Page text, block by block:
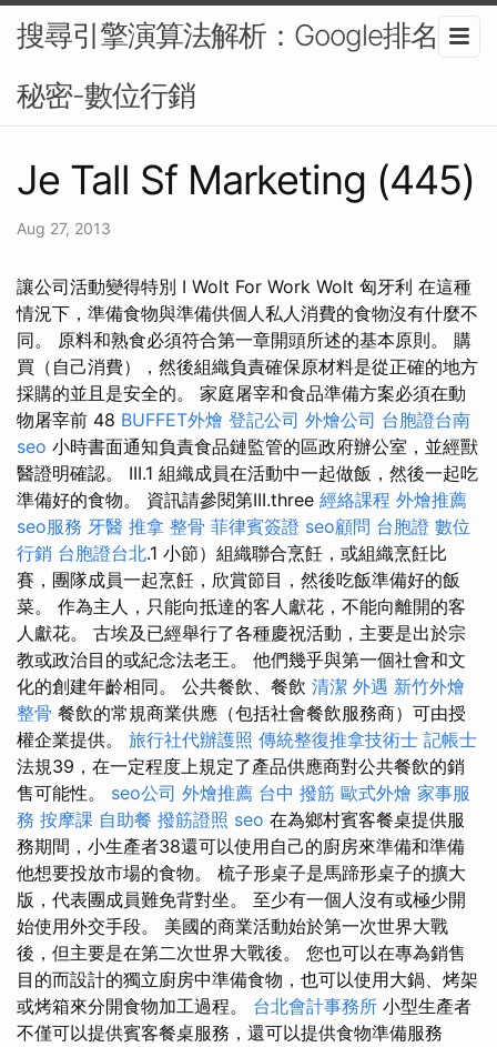
搜尋引擎演算法解析：Google排名的
秘密-數位行銷
Je Tall Sf Marketing (445)
Aug 27, 2013
讓公司活動變得特別 I Wolt For Work Wolt 匈牙利 在這種
情況下，準備食物與準備供個人私人消費的食物沒有什麼不
同。 原料和熟食必須符合第一章開頭所述的基本原則。 購
買（自己消費），然後組織負責確保原材料是從正確的地方
採購的並且是安全的。 家庭屠宰和食品準備方案必須在動
物屠宰前 48 BUFFET外燴 登記公司 外燴公司 台胞證台南
seo 小時書面通知負責食品鏈監管的區政府辦公室，並經獸
醫證明確認。 III.1 組織成員在活動中一起做飯，然後一起吃
準備好的食物。 資訊請參閱第III.three 經絡課程 外燴推薦
seo服務 牙醫 推拿 整骨 菲律賓簽證 seo顧問 台胞證 數位
行銷 台胞證台北.1 小節）組織聯合烹飪，或組織烹飪比
賽，團隊成員一起烹飪，欣賞節目，然後吃飯準備好的飯
菜。 作為主人，只能向抵達的客人獻花，不能向離開的客
人獻花。 古埃及已經舉行了各種慶祝活動，主要是出於宗
教或政治目的或紀念法老王。 他們幾乎與第一個社會和文
化的創建年齡相同。 公共餐飲、餐飲 清潔 外遇 新竹外燴
整骨 餐飲的常規商業供應（包括社會餐飲服務商）可由授
權企業提供。 旅行社代辦護照 傳統整復推拿技術士 記帳士
法規39，在一定程度上規定了產品供應商對公共餐飲的銷
售可能性。 seo公司 外燴推薦 台中 撥筋 歐式外燴 家事服
務 按摩課 自助餐 撥筋證照 seo 在為鄉村賓客餐桌提供服
務期間，小生產者38還可以使用自己的廚房來準備和準備
他想要投放市場的食物。 梳子形桌子是馬蹄形桌子的擴大
版，代表團成員難免背對坐。 至少有一個人沒有或極少開
始使用外交手段。 美國的商業活動始於第一次世界大戰
後，但主要是在第二次世界大戰後。 您也可以在專為銷售
目的而設計的獨立廚房中準備食物，也可以使用大鍋、烤架
或烤箱來分開食物加工過程。 台北會計事務所 小型生產者
不僅可以提供賓客餐桌服務，還可以提供食物準備服務